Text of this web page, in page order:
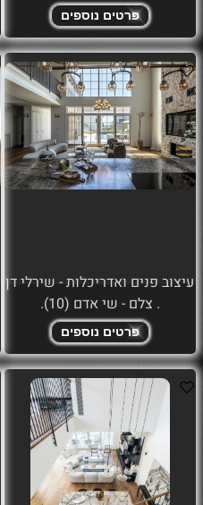
פרטים נוספים
עיצוב פנים ואדריכלות - שירלי דן
. צלם - שי אדם (10).
פרטים נוספים